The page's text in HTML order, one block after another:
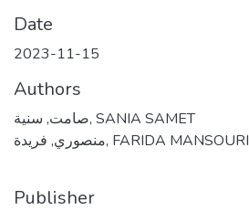
Date
2023-11-15
Authors
صامت, سنية, SANIA SAMET
منصوري, فريدة, FARIDA MANSOURI
Publisher